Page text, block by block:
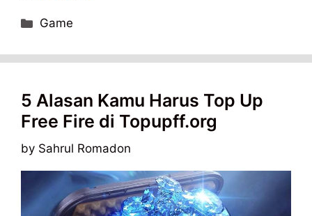
Categories
Game
5 Alasan Kamu Harus Top Up
Free Fire di Topupff.org
by Sahrul Romadon